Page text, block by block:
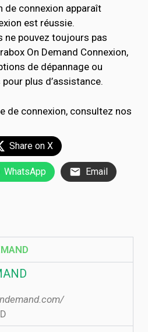
de connexion apparaît
est réussie.
ne pouvez toujours pas
On Demand Connexion,
de dépannage ou
plus d’assistance.
de connexion, consultez nos
Share on X
WhatsApp Email